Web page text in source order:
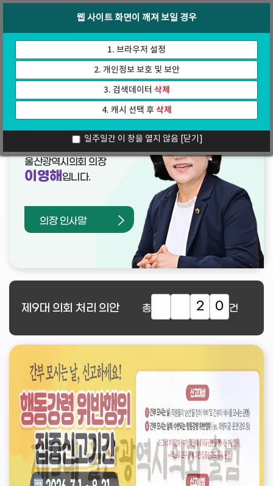
가
기
인터넷방송
웹 사이트 화면이 깨져 보일 경우
1. 브라우저 설정
2. 개인정보 보호 및 보안
3. 검색데이터 삭제
4. 캐시 선택 후삭제
일주일간 이 창을 열지 않음 [닫기]
열린의장실
울산광역시의회 의장
이영해 입니다.
의장 인사말
제9대 의회 처리 의안 총 2 0 건